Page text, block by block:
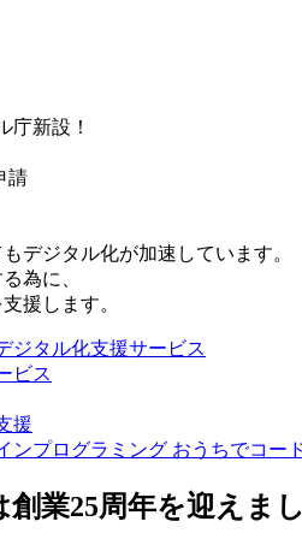
庁新設！
請
デジタル化が加速しています。
為に、
援します。
業25周年を迎えま